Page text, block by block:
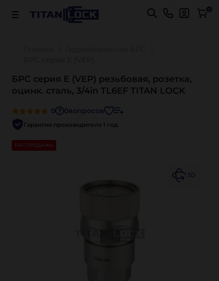
Важно! Для оплаты заказов Подробнее 0
БРС серия E (VEP) резьбовая, розетка,
оцинк. сталь, 3/4in TL6EF TITAN LOCK
0 0вопросов
Гарантия производителя 1 год
РАСПРОДАЖА
3D